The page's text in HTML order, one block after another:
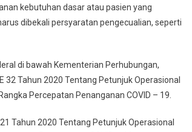
kebutuhan dasar atau pasien yang
dibekali persyaratan pengecualian, seperti
di bawah Kementerian Perhubungan,
Tahun 2020 Tentang Petunjuk Operasional
Percepatan Penanganan COVID – 19.
Tahun 2020 Tentang Petunjuk Operasional